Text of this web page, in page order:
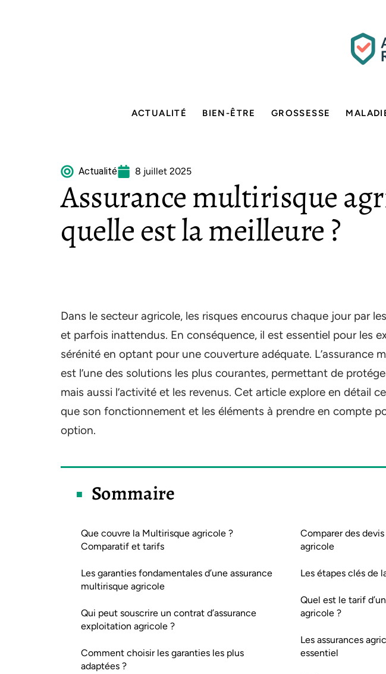
ACTUALITÉ BIEN-ÊTRE GROSSESSE
Actualité 8 juillet 2025
Assurance multirisque
quelle est la meilleure ?
Dans le secteur agricole, les risques encourus chaque jour par
et parfois inattendus. En conséquence, il est essentiel pour les
sérénité en optant pour une couverture adéquate. L’assurance
est l’une des solutions les plus courantes, permettant de
mais aussi l’activité et les revenus. Cet article explore en détail
que son fonctionnement et les éléments à prendre en compte
option.
Sommaire
Que couvre la Multirisque agricole ?
Comparatif et tarifs
Les garanties fondamentales d’une assurance
multirisque agricole
Qui peut souscrire un contrat d’assurance
exploitation agricole ?
Comment choisir les garanties les plus
adaptées ?
Comparer des
agricole
Les étapes clés de
Quel est le tarif
agricole ?
Les assurances
essentiel